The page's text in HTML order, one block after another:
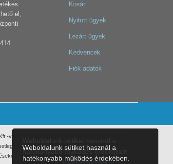
Kosár
Nyitott ügyek
Lezárt ügyek
Kedvencek
Fiók adatok
el,
vel szemben. A Modern Alarm Kft., mint a honlap
elmaradt haszonért, anyagi, vagy egyéb kárért
elírásokat az info@modernalarm.hu e-mail címen
hatékonyabb működés érdekében
további részletek
Weboldalunk sütiket használ a
hatékonyabb működés érdekében.